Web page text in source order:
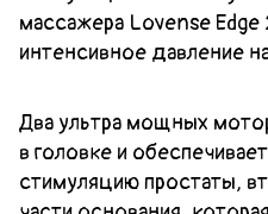
массажера Lovense Edge
интенсивное давление
Два ультра мощных
в головке и
стимуляцию простаты,